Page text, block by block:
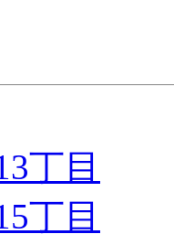
丁目
丁目